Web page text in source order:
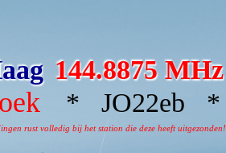
144.8875 MHz
* JO22eb *
rust volledig bij het station die deze heeft uitgezonden!